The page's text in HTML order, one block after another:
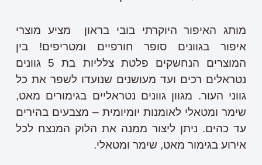
מותג האיפור היוקרתי בובי בראון מציע מוצרי
איפור בגוונים סופר חורפיים ומטריפים! בין
המוצרים הנחשקים פלטת צלליות בת 5 גוונים
נטראלים רכים ועד מעושנים שנועדו לשפר את כל
גווני העור. מגוון גוונים נטראליים בגימורים מאט,
שימר ומטאלי לאומנות יומיומית – מצבעים בהירים
עד כהים. ניתן ליצור ממנה את הלוק המנצח לכל
אירוע בגימור מאט, שימר ומטאלי.